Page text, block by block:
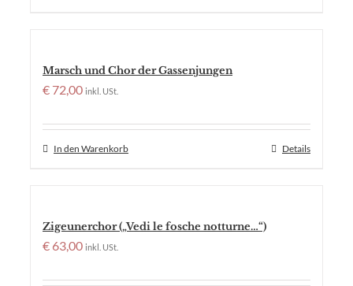
Marsch und Chor der Gassenjungen
€ 72,00 inkl. USt.
In den Warenkorb Details
Zigeunerchor („Vedi le fosche notturne…“)
€ 63,00 inkl. USt.